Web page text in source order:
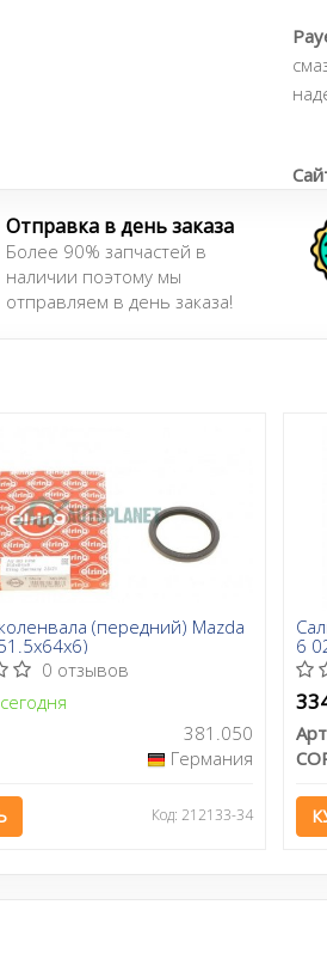
Отправка в день заказа
Более 90% запчастей в
наличии поэтому мы
отправляем в день заказа!
(передний) Mazda
0 отзывов
381.050
Германия
Код: 212133-34
6